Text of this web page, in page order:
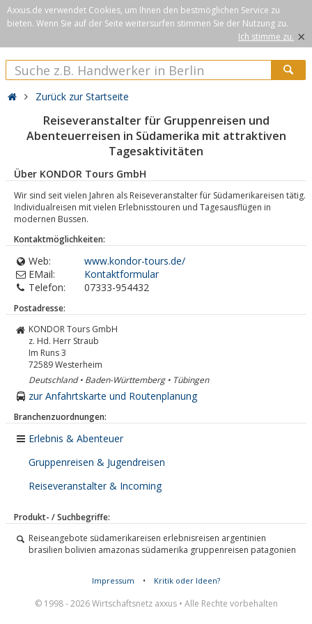
Axxus.de verwendet Cookies, um Ihnen den bestmöglichen Service zu
bieten. Wenn Sie auf der Seite weitersurfen stimmen Sie der Nutzung zu.
Ich stimme zu. ×
Zurück zur Startseite
Reiseveranstalter für Gruppenreisen und
Abenteuerreisen in Südamerika mit attraktiven
Tagesaktivitäten
Über KONDOR Tours GmbH
Wir sind seit vielen Jahren als Reiseveranstalter für Südamerikareisen tätig.
Individualreisen mit vielen Erlebnisstouren und Tagesausflügen in
modernen Bussen.
Kontaktmöglichkeiten:
Web:
www.kondor-tours.de/
EMail:
Kontaktformular
Telefon:
07333-954432
Postadresse:
KONDOR Tours GmbH
z. Hd. Herr Straub
Im Runs 3
72589Westerheim
Deutschland • Baden-Württemberg • Tübingen
zur Anfahrtskarte und Routenplanung
Branchenzuordnungen:
Erlebnis & Abenteuer
Gruppenreisen & Jugendreisen
Reiseveranstalter & Incoming
Produkt- / Suchbegriffe:
Reiseangebote südamerikareisen erlebnisreisen argentinien
brasilien bolivien amazonas südamerika gruppenreisen patagonien
Impressum • Kritik oder Ideen?
© 1998 - 2026 Wirtschaftsnetz axxus • Alle Rechte vorbehalten